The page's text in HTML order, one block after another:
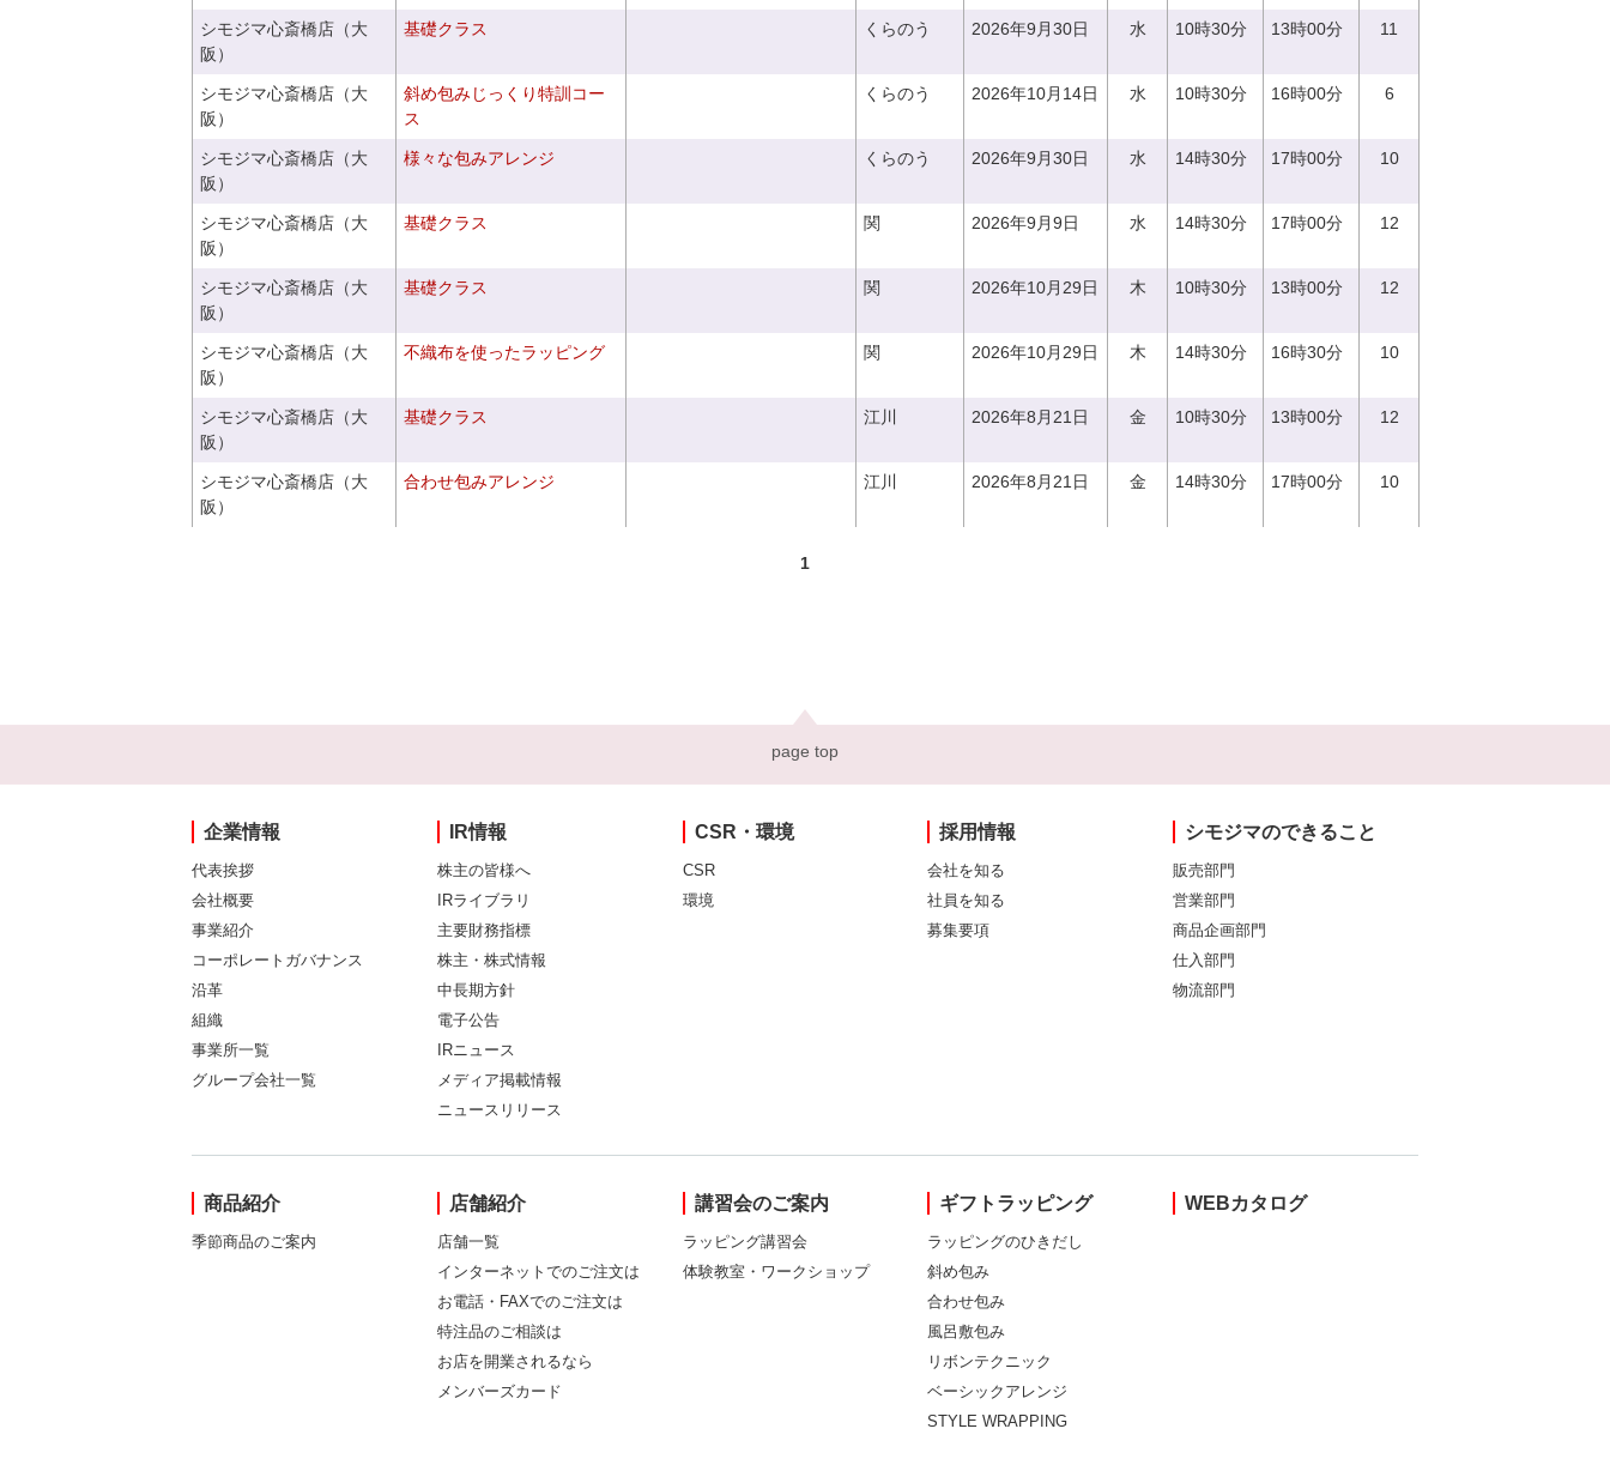
シモジマ心斎橋店（大
阪）
基礎クラス くらのう 2026年9月30日 水 10時30分 13時00分 11
シモジマ心斎橋店（大
阪）
斜め包みじっくり特訓コー
ス
くらのう 2026年10月14日 水 10時30分 16時00分 6
シモジマ心斎橋店（大
阪）
様々な包みアレンジ くらのう 2026年9月30日 水 14時30分 17時00分 10
シモジマ心斎橋店（大
阪）
基礎クラス 関 2026年9月9日 水 14時30分 17時00分 12
シモジマ心斎橋店（大
阪）
基礎クラス 関 2026年10月29日 木 10時30分 13時00分 12
シモジマ心斎橋店（大
阪）
不織布を使ったラッピング 関 2026年10月29日 木 14時30分 16時30分 10
シモジマ心斎橋店（大
阪）
基礎クラス 江川 2026年8月21日 金 10時30分 13時00分 12
シモジマ心斎橋店（大
阪）
合わせ包みアレンジ 江川 2026年8月21日 金 14時30分 17時00分 10
1
page top
企業情報
代表挨拶
会社概要
事業紹介
コーポレートガバナンス
沿革
組織
事業所一覧
グループ会社一覧
IR情報
株主の皆様へ
IRライブラリ
主要財務指標
株主・株式情報
中長期方針
電子公告
IRニュース
メディア掲載情報
ニュースリリース
CSR・環境
CSR
環境
採用情報
会社を知る
社員を知る
募集要項
シモジマのできること
販売部門
営業部門
商品企画部門
仕入部門
物流部門
商品紹介
季節商品のご案内
店舗紹介
店舗一覧
インターネットでのご注文は
お電話・FAXでのご注文は
特注品のご相談は
お店を開業されるなら
メンバーズカード
講習会のご案内
ラッピング講習会
体験教室・ワークショップ
ギフトラッピング
ラッピングのひきだし
斜め包み
合わせ包み
風呂敷包み
リボンテクニック
ベーシックアレンジ
STYLE WRAPPING
WEBカタログ